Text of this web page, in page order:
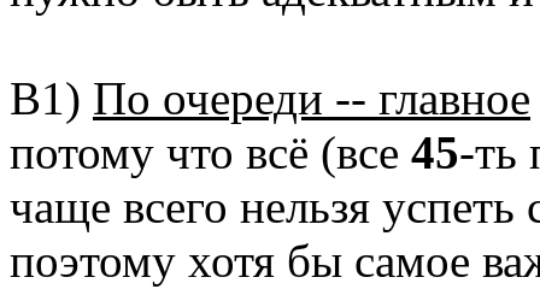
В1) По очереди -- главное
потому что всё (все 45-ть
чаще всего нельзя успеть
поэтому хотя бы самое